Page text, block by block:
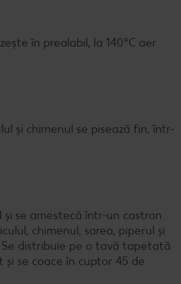
în prealabil, la 140°C aer
și chimenul se pisează fin, într-
și se amestecă într-un castron
chimenul, sarea, piperul și
distribuie pe o tavă tapetată
și se coace în cuptor 45 de